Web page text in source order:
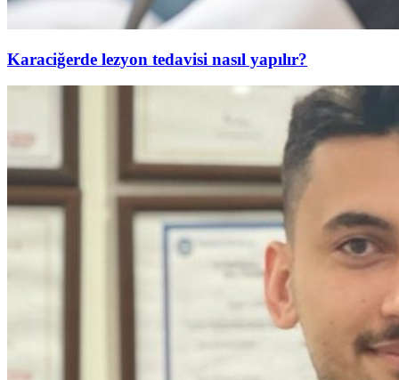
Karaciğerde lezyon tedavisi nasıl yapılır?